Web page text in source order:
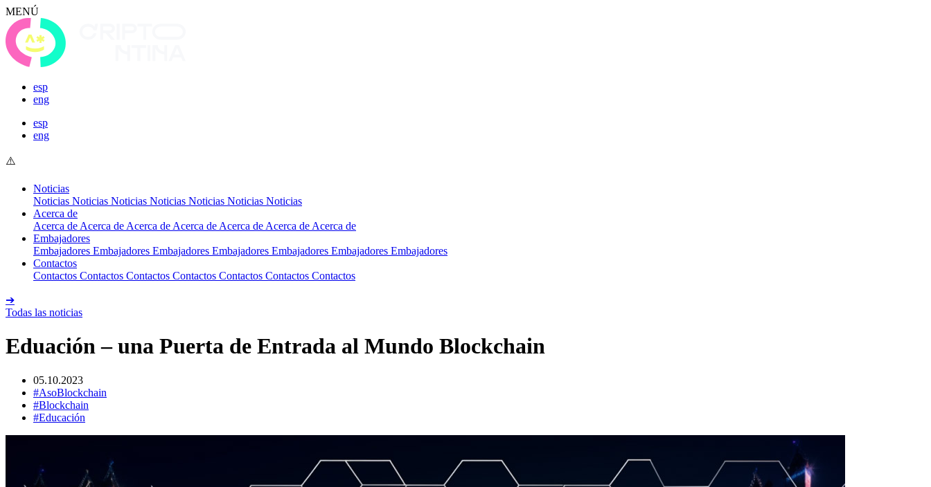
MENÚ
esp
eng
esp
eng
Noticias
Noticias Noticias Noticias Noticias Noticias Noticias Noticias
Acerca de
Acerca de Acerca de Acerca de Acerca de Acerca de Acerca de Acerca de
Embajadores
Embajadores Embajadores Embajadores Embajadores Embajadores Embajadores Embajadores
Contactos
Contactos Contactos Contactos Contactos Contactos Contactos Contactos
➔
Todas las noticias
Eduación – una Puerta de Entrada al Mundo Blockchain
05.10.2023
#AsoBlockchain
#Blockchain
#Educación